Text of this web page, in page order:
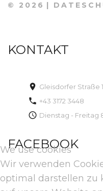
© 2026
KONTAKT
Gleisdorfer Straße
+43 3172 3448
Dienstag - Freitag
FACEBOOK
We use cookies
Wir verwenden
optimal darstellen zu